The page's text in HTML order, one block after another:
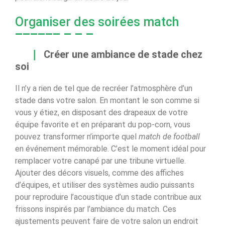
Organiser des soirées match
Créer une ambiance de stade chez
soi
Il n’y a rien de tel que de recréer l’atmosphère d’un
stade dans votre salon. En montant le son comme si
vous y étiez, en disposant des drapeaux de votre
équipe favorite et en préparant du pop-corn, vous
pouvez transformer n’importe quel match de football
en événement mémorable. C’est le moment idéal pour
remplacer votre canapé par une tribune virtuelle.
Ajouter des décors visuels, comme des affiches
d’équipes, et utiliser des systèmes audio puissants
pour reproduire l’acoustique d’un stade contribue aux
frissons inspirés par l’ambiance du match. Ces
ajustements peuvent faire de votre salon un endroit